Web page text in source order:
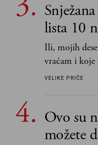
lista 10
Ili, mojih
vraćam i koje
VELIKE PRIČE
Ovo su
možete